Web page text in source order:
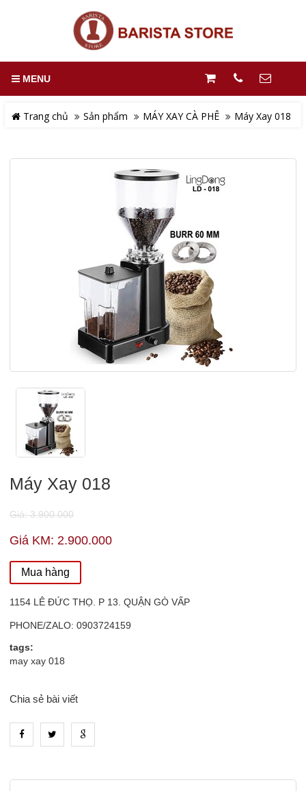
MENU
Trang chủ Sản phẩm MÁY XAY CÀ PHÊ Máy Xay 018
Máy Xay 018
Giá: 3.900.000
Giá KM: 2.900.000
Mua hàng
1154 LÊ ĐỨC THỌ. P 13. QUẬN GÒ VẤP
PHONE/ZALO: 0903724159
tags:
may xay 018
Chia sẻ bài viết